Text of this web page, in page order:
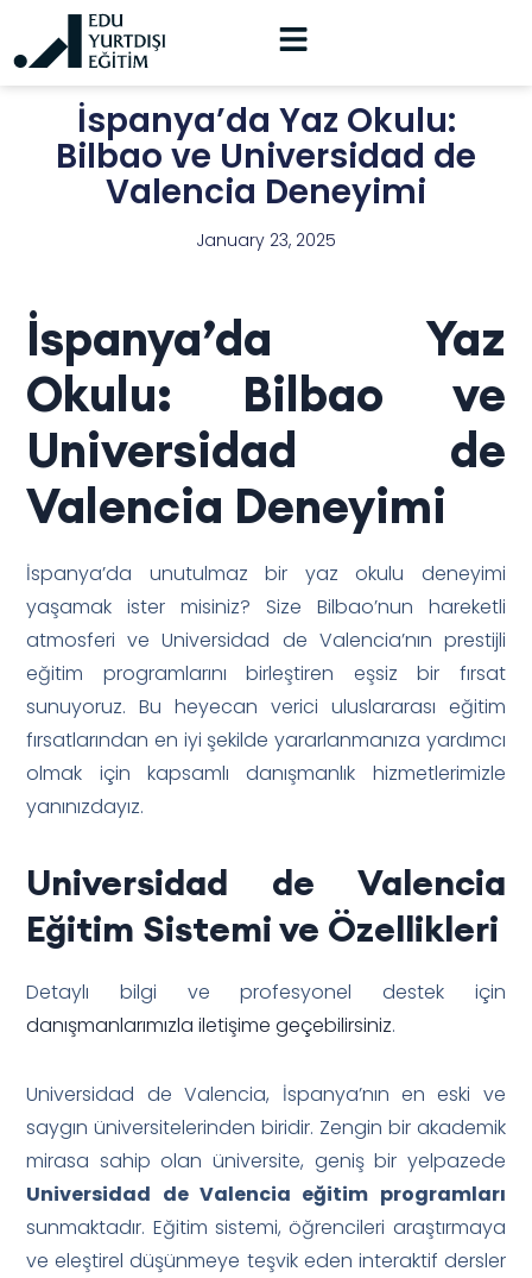
İspanya’da Yaz Okulu:
Bilbao ve Universidad de
Valencia Deneyimi
January 23, 2025
İspanya’da Yaz
Okulu: Bilbao ve
Universidad de
Valencia Deneyimi
İspanya’da unutulmaz bir yaz okulu deneyimi
yaşamak ister misiniz? Size Bilbao’nun hareketli
atmosferi ve Universidad de Valencia’nın prestijli
eğitim programlarını birleştiren eşsiz bir fırsat
sunuyoruz. Bu heyecan verici uluslararası eğitim
fırsatlarından en iyi şekilde yararlanmanıza yardımcı
olmak için kapsamlı danışmanlık hizmetlerimizle
yanınızdayız.
Universidad de Valencia
Eğitim Sistemi ve Özellikleri
Detaylı bilgi ve profesyonel destek için
danışmanlarımızla iletişime geçebilirsiniz.
Universidad de Valencia, İspanya’nın en eski ve
saygın üniversitelerinden biridir. Zengin bir akademik
mirasa sahip olan üniversite, geniş bir yelpazede
Universidad de Valencia eğitim programları
sunmaktadır. Eğitim sistemi, öğrencileri araştırmaya
ve eleştirel düşünmeye teşvik eden interaktif dersler